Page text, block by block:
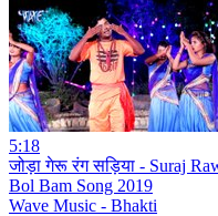
5:18
जोड़ा गेरू रंग सड़िया - Suraj
Bol Bam Song 2019
Wave Music - Bhakti